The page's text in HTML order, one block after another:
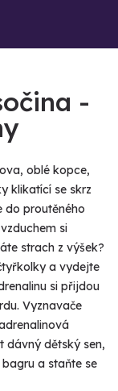
-
oblé kopce,
klikatící se skrz
do proutěného
si
strach z výšek?
a vydejte
si přijdou
Vyznavače
dávný dětský sen,
a staňte se